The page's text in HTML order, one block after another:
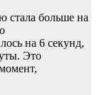
стала больше на
на 6 секунд,
Это